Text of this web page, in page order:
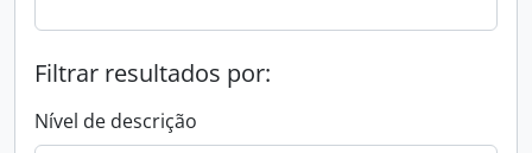
Filtrar resultados por:
Nível de descrição